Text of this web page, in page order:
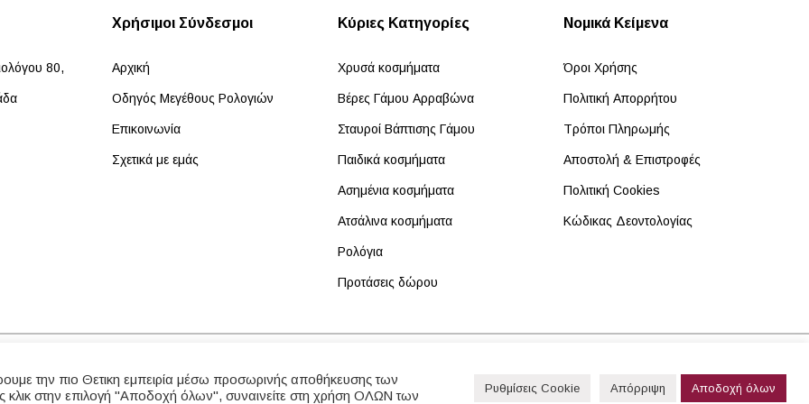
80,
Χρήσιμοι Σύνδεσμοι
Αρχική
Οδηγός Μεγέθους Ρολογιών
Επικοινωνία
Σχετικά με εμάς
Κύριες Κατηγορίες
Χρυσά κοσμήματα
Βέρες Γάμου Αρραβώνα
Σταυροί Βάπτισης Γάμου
Παιδικά κοσμήματα
Ασημένια κοσμήματα
Ατσάλινα κοσμήματα
Ρολόγια
Προτάσεις δώρου
Νομικά Κείμενα
Όροι Χρήσης
Πολιτική Απορρήτου
Τρόποι Πληρωμής
Αποστολή & Επιστροφές
Πολιτική Cookies
Κώδικας Δεοντολογίας
Ταμείο
την πιο Θετικη εμπειρία μέσω προσωρινής αποθήκευσης των
στην επιλογή "Αποδοχή όλων", συναινείτε στη χρήση ΟΛΩΝ των
Ρυθμίσεις Cookie Απόρριψη Αποδοχή όλων